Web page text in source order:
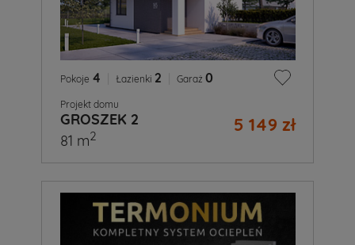
Pokoje 4 Łazienki 2 Garaż 0
Projekt domu
GROSZEK 2 5 149 zł
81 m2